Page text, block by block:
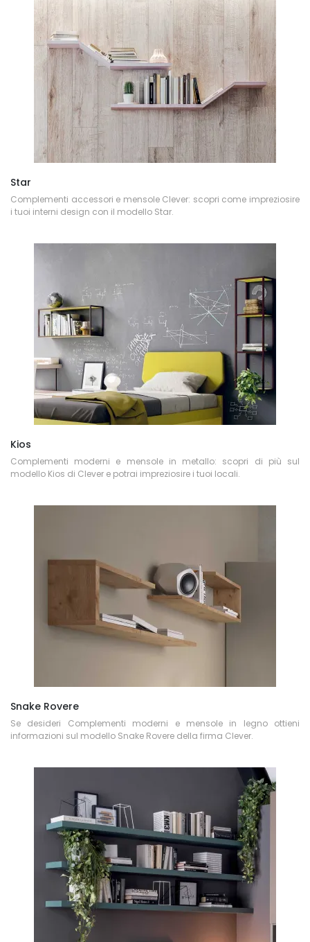
Star
Complementi accessori e mensole Clever: scopri come impreziosire
i tuoi interni design con il modello Star.
Kios
Complementi moderni e mensole in metallo: scopri di più sul
modello Kios di Clever e potrai impreziosire i tuoi locali.
Snake Rovere
Se desideri Complementi moderni e mensole in legno ottieni
informazioni sul modello Snake Rovere della firma Clever.